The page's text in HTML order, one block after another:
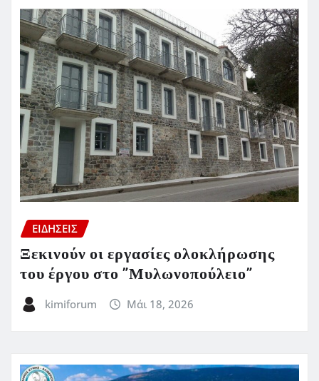
ΕΙΔΗΣΕΙΣ
Ξεκινούν οι εργασίες ολοκλήρωσης
του έργου στο ”Μυλωνοπούλειο”
kimiforum Μάι 18, 2026